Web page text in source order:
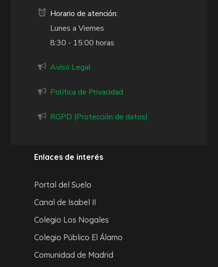
Horario de atención:
Lunes a Viernes
8:30 - 15:00 horas
Aviso Legal
Política de Privacidad
RGPD (Protección de datos)
Enlaces de interés
Portal del Suelo
Canal de Isabel II
Colegio Los Nogales
Colegio Público El Álamo
Comunidad de Madrid